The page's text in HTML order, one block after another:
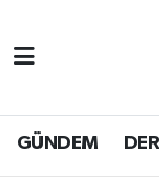
GÜNDEM
BİLİM